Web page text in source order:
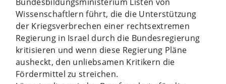
Wissenschaftlern führt, die die Unterstützung
der Kriegsverbrechen einer rechtsextremen
Regierung in Israel durch die Bundesregierung
kritisieren und wenn diese Regierung Pläne
ausheckt, den unliebsamen Kritikern die
Fördermittel zu streichen.